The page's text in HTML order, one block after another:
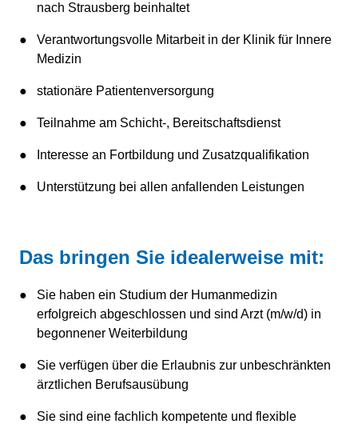
nach Strausberg beinhaltet
­Verantwortungsvolle Mitarbeit in der Klinik für Innere
Medizin
stationäre Patientenversorgung
Teilnahme am Schicht-, Bereitschaftsdienst
Interesse an Fortbildung und Zusatzqualifikation
Unterstützung bei allen anfallenden Leistungen
Das bringen Sie idealerweise mit:
Sie haben ein Studium der Humanmedizin
erfolgreich abgeschlossen und sind Arzt (m/w/d) in
begonnener Weiterbildung
Sie verfügen über die Erlaubnis zur unbeschränkten
ärztlichen Berufsausübung
Sie sind eine fachlich kompetente und flexible